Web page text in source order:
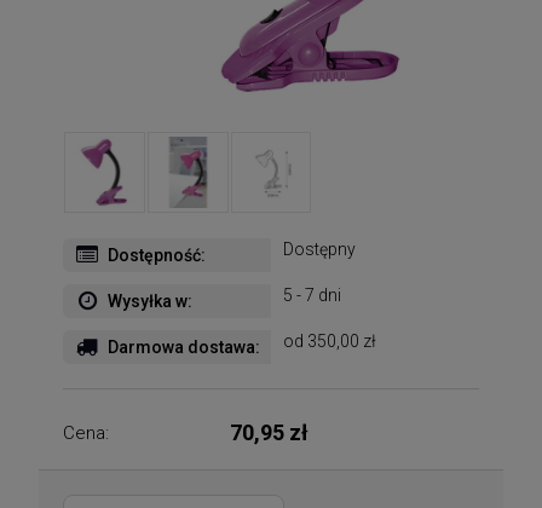
Dostępność: Dostępny
Wysyłka w: 5 - 7 dni
Darmowa dostawa: od 350,00 zł
Cena: 70,95 zł